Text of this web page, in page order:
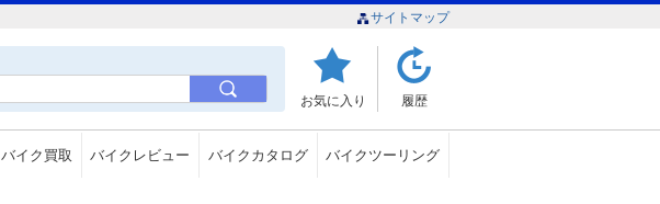
サイトマップ
お気に入り 履歴
バイク買取 バイクレビュー バイクカタログ バイクツーリング